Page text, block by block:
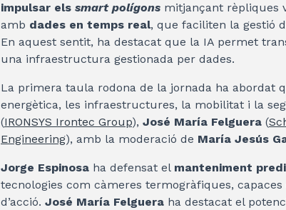
impulsar els smart polígons mitjançant rèpliques
amb dades en temps real, que faciliten la gestió
En aquest sentit, ha destacat que la IA permet
una infraestructura gestionada per dades.
La primera taula rodona de la jornada ha abordat
energètica, les infraestructures, la mobilitat i la
(IRONSYS Irontec Group), José María Felguera (
Engineering), amb la moderació de María Jesús
Jorge Espinosa ha defensat el manteniment
tecnologies com càmeres termogràfiques,
d’acció. José María Felguera ha destacat el